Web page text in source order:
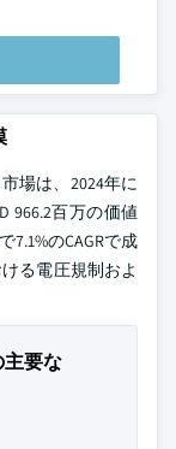
場は、2024年に
966.2百万の価値
7.1%のCAGRで成
る電圧規制およ
要な